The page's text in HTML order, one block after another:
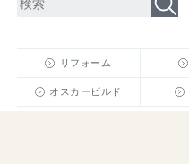
リフォーム
オスカービルド